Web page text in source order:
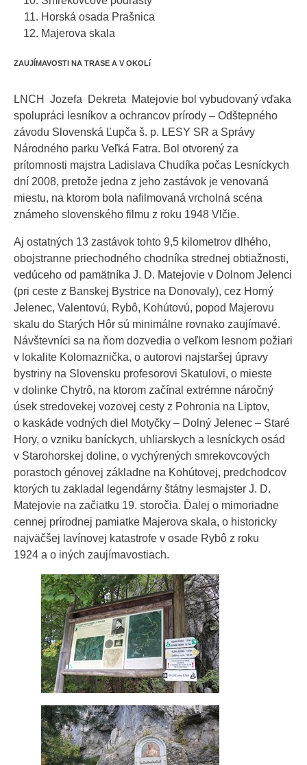
Horská osada Prašnica
Majerova skala
ZAUJÍMAVOSTI NA TRASE A V OKOLí
LNCH Jozefa Dekreta Matejovie bol vybudovaný vďaka
spolupráci lesníkov a ochrancov prírody – Odštepného
závodu Slovenská Ľupča š. p. LESY SR a Správy
Národného parku Veľká Fatra. Bol otvorený za
prítomnosti majstra Ladislava Chudíka počas Lesníckych
dní 2008, pretože jedna z jeho zastávok je venovaná
miestu, na ktorom bola nafilmovaná vrcholná scéna
známeho slovenského filmu z roku 1948 Vlčie.
Aj ostatných 13 zastávok tohto 9,5 kilometrov dlhého,
obojstranne priechodného chodníka strednej obtiažnosti,
vedúceho od pamätníka J. D. Matejovie v Dolnom Jelenci
(pri ceste z Banskej Bystrice na Donovaly), cez Horný
Jelenec, Valentovú, Rybô, Kohútovú, popod Majerovu
skalu do Starých Hôr sú minimálne rovnako zaujímavé.
Návštevníci sa na ňom dozvedia o veľkom lesnom požiari
v lokalite Kolomaznička, o autorovi najstaršej úpravy
bystriny na Slovensku profesorovi Skatulovi, o mieste
v dolinke Chytrô, na ktorom začínal extrémne náročný
úsek stredovekej vozovej cesty z Pohronia na Liptov,
o kaskáde vodných diel Motyčky – Dolný Jelenec – Staré
Hory, o vzniku baníckych, uhliarskych a lesníckych osád
v Starohorskej doline, o vychýrených smrekovcových
porastoch génovej základne na Kohútovej, predchodcov
ktorých tu zakladal legendárny štátny lesmajster J. D.
Matejovie na začiatku 19. storočia. Ďalej o mimoriadne
cennej prírodnej pamiatke Majerova skala, o historicky
najväčšej lavínovej katastrofe v osade Rybô z roku
1924 a o iných zaujímavostiach.